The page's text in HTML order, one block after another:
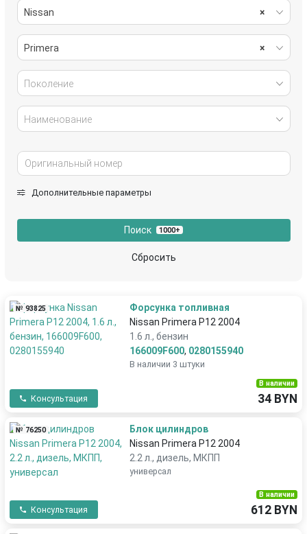
×
Nissan
×
Primera
Поколение
Наименование
Дополнительные параметры
Поиск 1000+
Сбросить
№ 93825
Форсунка топливная
Nissan Primera P12 2004
1.6 л., бензин
166009F600, 0280155940
В наличии 3 штуки
Консультация
В наличии
34 BYN
№ 76250
Блок цилиндров
Nissan Primera P12 2004
2.2 л., дизель, МКПП
универсал
Консультация
В наличии
612 BYN